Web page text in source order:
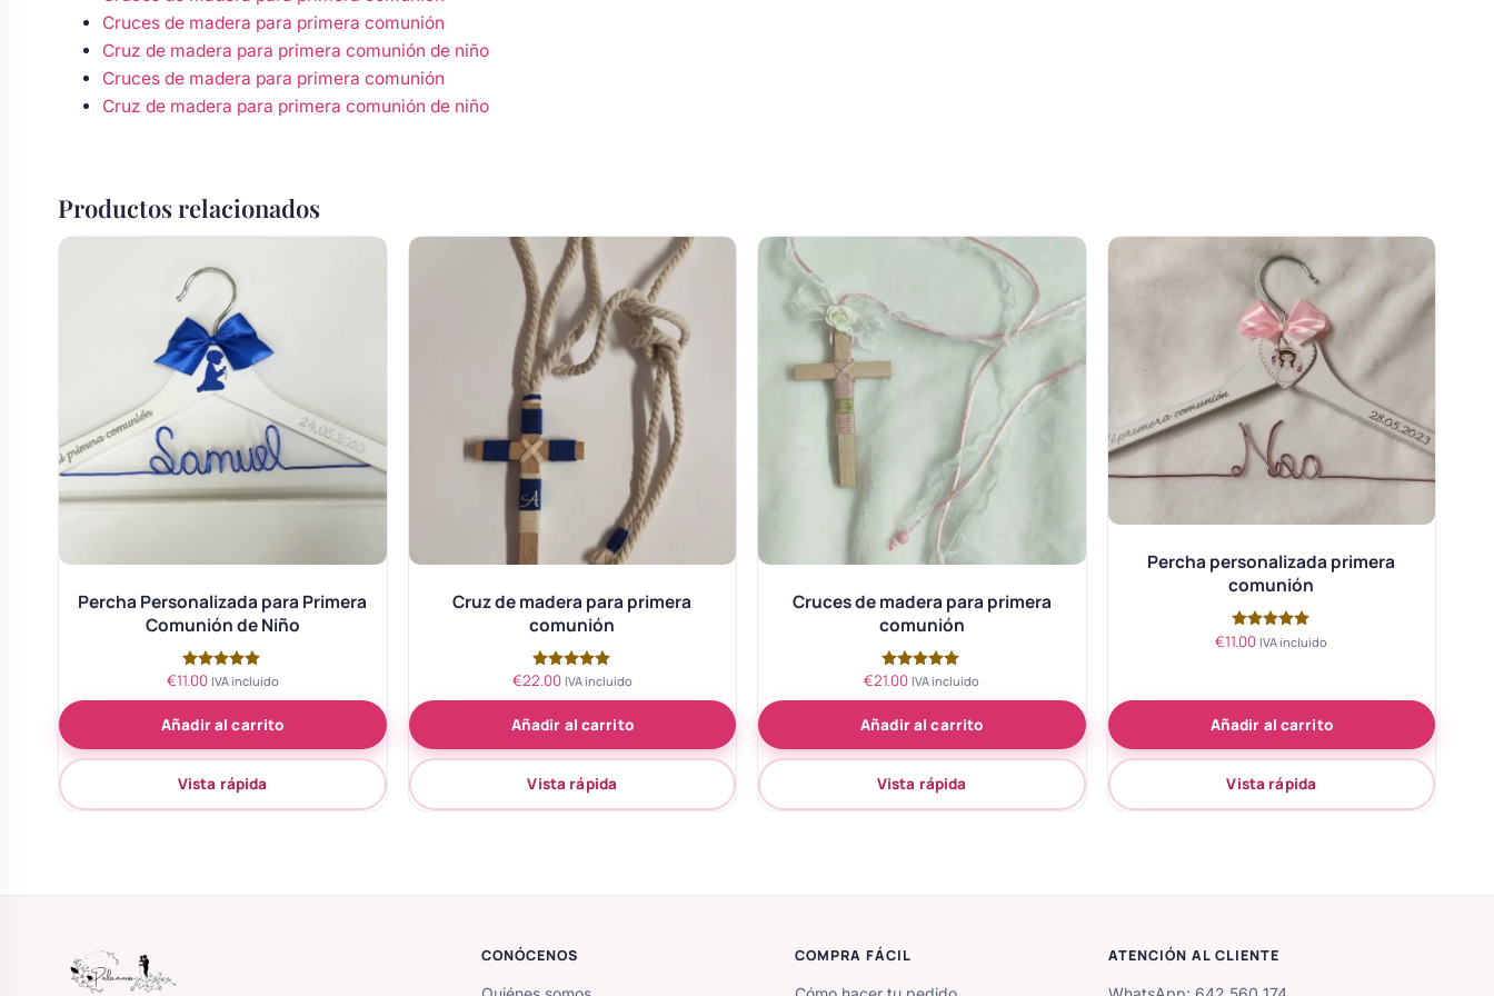
Cruces de madera para primera comunión
Cruz de madera para primera comunión de niño
Cruces de madera para primera comunión
Cruz de madera para primera comunión de niño
Productos relacionados
Percha Personalizada para Primera
Comunión de Niño
Valorado
de 5
€11.00 IVA incluido
Añadir al carrito
Vista rápida
Cruz de madera para primera
comunión
Valorado
de 5
€22.00 IVA incluido
Añadir al carrito
Vista rápida
Cruces de madera para primera
comunión
Valorado
de 5
€21.00 IVA incluido
Añadir al carrito
Vista rápida
Percha personalizada primera
comunión
Valorado
€11.00 IVA incluido
Añadir al carrito
Vista rápida
CONÓCENOS
COMPRA FÁCIL
ATENCIÓN AL CLIENTE